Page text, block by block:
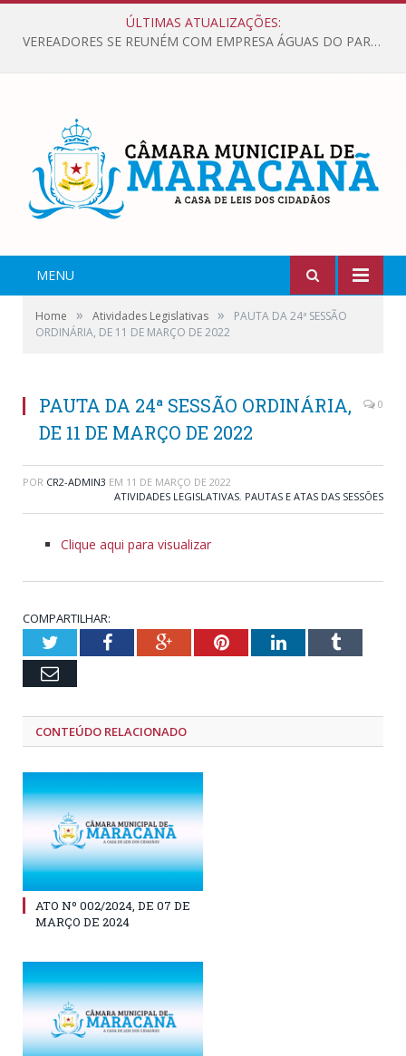
ÚLTIMAS ATUALIZAÇÕES:
VEREADORES SE REUNÉM COM EMPRESA ÁGUAS DO PARÁ, PARA APRESENTAR REIVINDICAÇÕES E MELHORIAS NA QUALIDADE DOS SERVIÇOS OFERECIDOS Á POPULAÇÃO.
MENU
Home » Atividades Legislativas »
PAUTA DA 24ª SESSÃO
ORDINÁRIA, DE 11 DE MARÇO DE 2022
PAUTA DA 24ª SESSÃO ORDINÁRIA,
DE 11 DE MARÇO DE 2022
0
POR CR2-ADMIN3 EM 11 DE MARÇO DE 2022
ATIVIDADES LEGISLATIVAS, PAUTAS E ATAS DAS SESSÕES
Clique aqui para visualizar
COMPARTILHAR:
TwitterFacebookGoogle+PinterestLinkedInTumblr
Email
CONTEÚDO RELACIONADO
ATO Nº 002/2024, DE 07 DE
MARÇO DE 2024